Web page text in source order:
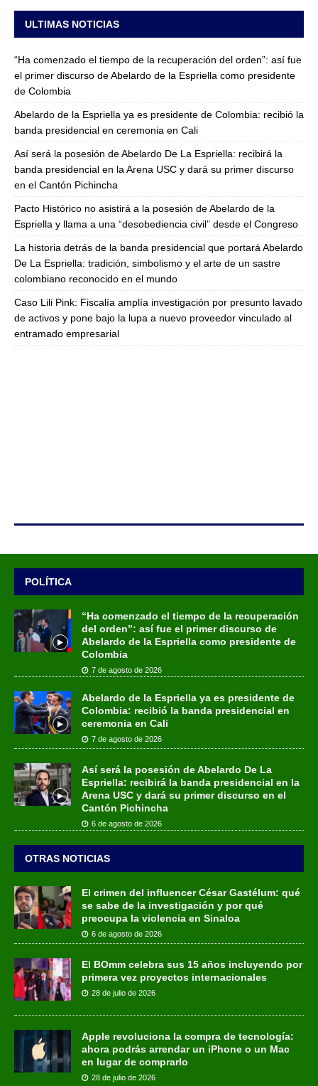
ULTIMAS NOTICIAS
“Ha comenzado el tiempo de la recuperación del orden”: así fue
el primer discurso de Abelardo de la Espriella como presidente
de Colombia
Abelardo de la Espriella ya es presidente de Colombia: recibió la
banda presidencial en ceremonia en Cali
Así será la posesión de Abelardo De La Espriella: recibirá la
banda presidencial en la Arena USC y dará su primer discurso
en el Cantón Pichincha
Pacto Histórico no asistirá a la posesión de Abelardo de la
Espriella y llama a una “desobediencia civil” desde el Congreso
La historia detrás de la banda presidencial que portará Abelardo
De La Espriella: tradición, simbolismo y el arte de un sastre
colombiano reconocido en el mundo
Caso Lili Pink: Fiscalía amplía investigación por presunto lavado
de activos y pone bajo la lupa a nuevo proveedor vinculado al
entramado empresarial
POLÍTICA
“Ha comenzado el tiempo de la recuperación
del orden”: así fue el primer discurso de
Abelardo de la Espriella como presidente de
Colombia
7 de agosto de 2026
Abelardo de la Espriella ya es presidente de
Colombia: recibió la banda presidencial en
ceremonia en Cali
7 de agosto de 2026
Así será la posesión de Abelardo De La
Espriella: recibirá la banda presidencial en la
Arena USC y dará su primer discurso en el
Cantón Pichincha
6 de agosto de 2026
OTRAS NOTICIAS
El crimen del influencer César Gastélum: qué
se sabe de la investigación y por qué
preocupa la violencia en Sinaloa
6 de agosto de 2026
El BOmm celebra sus 15 años incluyendo por
primera vez proyectos internacionales
28 de julio de 2026
Apple revoluciona la compra de tecnología:
ahora podrás arrendar un iPhone o un Mac
en lugar de comprarlo
28 de julio de 2026